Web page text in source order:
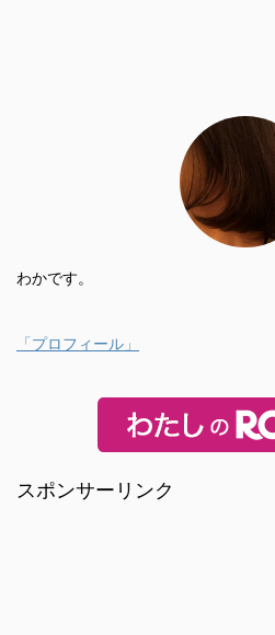
わかです。
「プロフィール」
スポンサーリンク